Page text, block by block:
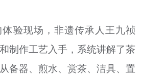
验现场，非遗传承人王九祯
制作工艺入手，系统讲解了茶
备器、煎水、赏茶、洁具、置